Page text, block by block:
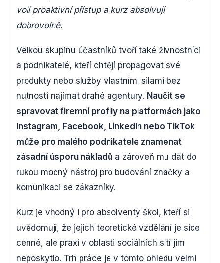
volí proaktivní přístup a kurz absolvují
dobrovolně.
Velkou skupinu účastníků tvoří také živnostníci
a podnikatelé, kteří chtějí propagovat své
produkty nebo služby vlastními silami bez
nutnosti najímat drahé agentury. Naučit se
spravovat firemní profily na platformách jako
Instagram, Facebook, LinkedIn nebo TikTok
může pro malého podnikatele znamenat
zásadní úsporu nákladů a zároveň mu dát do
rukou mocný nástroj pro budování značky a
komunikaci se zákazníky.
Kurz je vhodný i pro absolventy škol, kteří si
uvědomují, že jejich teoretické vzdělání je sice
cenné, ale praxi v oblasti sociálních sítí jim
neposkytlo. Trh práce je v tomto ohledu velmi